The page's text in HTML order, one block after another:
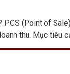
POS (Point of
thu. Mục tiêu